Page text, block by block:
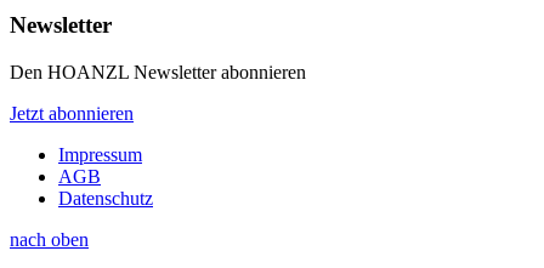
Newsletter
Den HOANZL Newsletter abonnieren
Jetzt abonnieren
Impressum
AGB
Datenschutz
nach oben